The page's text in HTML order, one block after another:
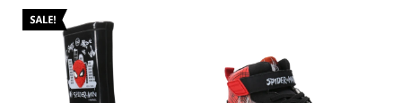
Niños
Accesorios